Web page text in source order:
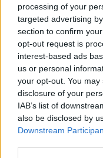
processing of your
targeted advertising
section to confirm
opt-out request is
interest-based ads
us or personal
your opt-out. You
disclosure of your
IAB’s list of
also be disclosed by
Downstream
A Fent és Lent
jelentkezik Mindig
elit bénázása
egyszerűen
nevetségesek?
a szikla visszafelé
Bréking!